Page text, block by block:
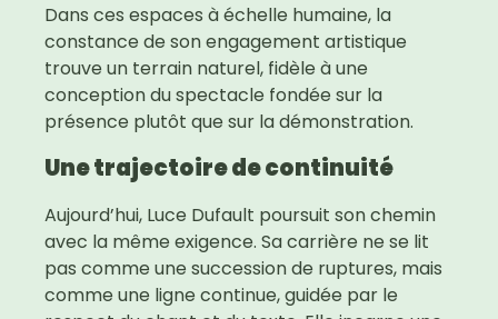
Dans ces espaces à échelle humaine, la
constance de son engagement artistique
trouve un terrain naturel, fidèle à une
conception du spectacle fondée sur la
présence plutôt que sur la démonstration.
Une trajectoire de continuité
Aujourd’hui, Luce Dufault poursuit son chemin
avec la même exigence. Sa carrière ne se lit
pas comme une succession de ruptures, mais
comme une ligne continue, guidée par le